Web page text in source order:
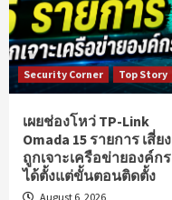
Security Corner Top Story
เผยช่องโหว่ TP-Link
Omada 15 รายการ เสี่ยง
ถูกเจาะเครือข่ายองค์กร
ได้ตั้งแต่ขั้นตอนติดตั้ง
August 6, 2026